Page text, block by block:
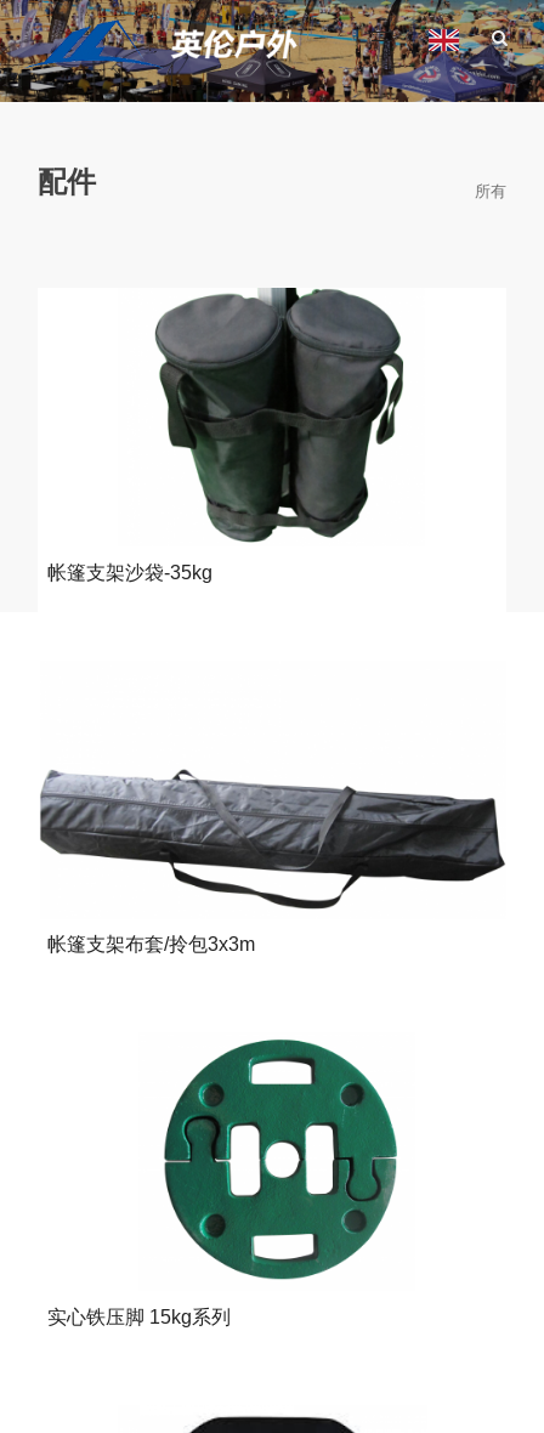
配件 所有
帐篷支架沙袋-35kg
帐篷支架布套/拎包3x3m
实心铁压脚 15kg系列